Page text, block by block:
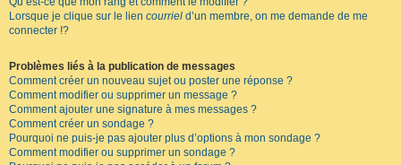
Lorsque je clique sur le lien courriel d’un membre, on me demande de me
connecter !?
Problèmes liés à la publication de messages
Comment créer un nouveau sujet ou poster une réponse ?
Comment modifier ou supprimer un message ?
Comment ajouter une signature à mes messages ?
Comment créer un sondage ?
Pourquoi ne puis-je pas ajouter plus d’options à mon sondage ?
Comment modifier ou supprimer un sondage ?